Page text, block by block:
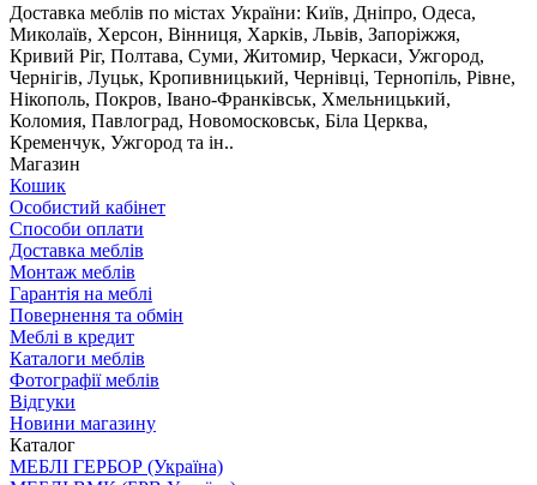
Доставка меблів по містах України: Київ, Дніпро, Одеса,
Миколаїв, Херсон, Вінниця, Харків, Львів, Запоріжжя,
Кривий Ріг, Полтава, Суми, Житомир, Черкаси, Ужгород,
Чернігів, Луцьк, Кропивницький, Чернівці, Тернопіль, Рівне,
Нікополь, Покров, Івано-Франківськ, Хмельницький,
Коломия, Павлоград, Новомосковськ, Біла Церква,
Кременчук, Ужгород та ін..
Магазин
Кошик
Особистий кабінет
Способи оплати
Доставка меблів
Монтаж меблів
Гарантія на меблі
Повернення та обмін
Меблі в кредит
Каталоги меблів
Фотографії меблів
Відгуки
Новини магазину
Каталог
МЕБЛІ ГЕРБОР (Україна)